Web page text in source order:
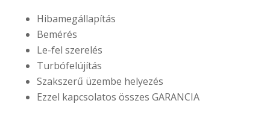
Hibamegállapítás
Bemérés
Le-fel szerelés
Turbófelújítás
Szakszerű üzembe helyezés
Ezzel kapcsolatos összes GARANCIA